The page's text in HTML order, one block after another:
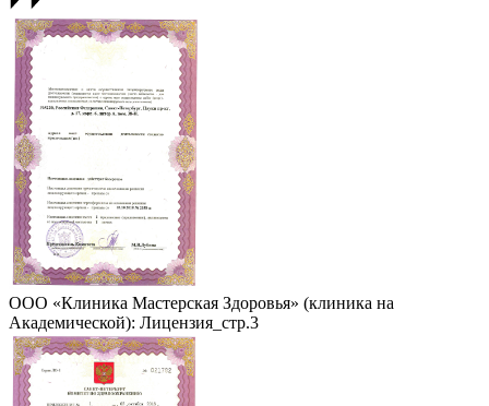
ООО «Клиника Мастерская Здоровья» (клиника на
Академической): Лицензия_стр.3